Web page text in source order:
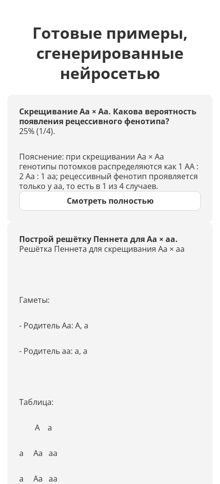
Готовые примеры,
сгенерированные
нейросетью
Скрещивание Aa × Aa. Какова вероятность
появления рецессивного фенотипа?
25% (1/4).
Пояснение: при скрещивании Aa × Aa
генотипы потомков распределяются как 1 AA :
2 Aa : 1 aa; рецессивный фенотип проявляется
только у aa, то есть в 1 из 4 случаев.
Смотреть полностью
Построй решётку Пеннета для Aa × aa.
Решётка Пеннета для скрещивания Aa × aa
Гаметы:
- Родитель Aa: A, a
- Родитель aa: a, a
Таблица:
A a
a Aa aa
a Aa aa